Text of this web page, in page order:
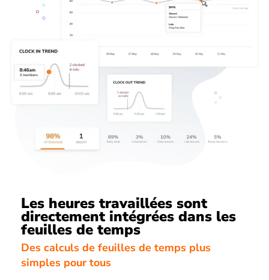
Les heures travaillées sont
directement intégrées dans les
feuilles de temps
Des calculs de feuilles de temps plus
simples pour tous